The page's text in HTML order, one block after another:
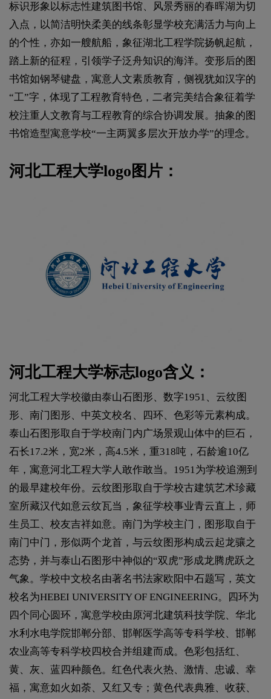
标识形象以标志性建筑图书馆、风景秀丽的春晖湖为切
入点，以简洁明快柔美的线条彰显学校充满活力与向上
的个性，亦如一艘航船，象征湖北工程学院扬帆起航，
踏上新的征程，引领学子泛舟知识的海洋。变形后的图
书馆如钢琴键盘，寓意人文素质教育，侧视犹如汉字的
“工”字，体现了工程教育特色，二者完美结合象征着学
校注重人文教育与工程教育的综合协调发展。抽象的图
书馆造型寓意学校“一主两翼多层次开放办学”的理念。
河北工程大学logo图片：
河北工程大学标志logo含义：
河北工程大学校徽由泰山石图形、数字1951、云纹图
形、南门图形、中英文校名、四环、色彩等元素构成。
泰山石图形取自于学校南门内广场景观山体中的巨石，
石长17.2米，宽2米，高4.5米，重318吨，石龄逾10亿
年，寓意河北工程大学人敢作敢当。1951为学校追溯到
的最早建校年份。云纹图形取自于学校古建筑艺术珍藏
室所藏汉代如意云纹瓦当，象征学校事业青云直上，师
生员工、校友吉祥如意。南门为学校主门，图形取自于
南门中门，形似两个龙首，与云纹图形构成云起龙骧之
态势，并与泰山石图形中神似的“双虎”形成龙腾虎跃之
气象。学校中文校名由著名书法家欧阳中石题写，英文
校名为HEBEI UNIVERSITY OF ENGINEERING。四环为
四个同心圆环，寓意学校由原河北建筑科技学院、华北
水利水电学院邯郸分部、邯郸医学高等专科学校、邯郸
农业高等专科学校四校合并组建而成。色彩包括红、
黄、灰、蓝四种颜色。红色代表火热、激情、忠诚、幸
福，寓意如火如荼、又红又专；黄色代表典雅、收获、